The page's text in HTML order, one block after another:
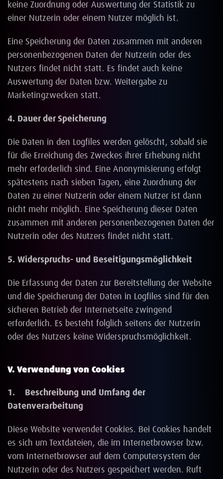
keine Zuordnung oder Auswertung der Statistik zu
einer Nutzerin oder einem Nutzer möglich ist.
Eine Speicherung der Daten zusammen mit anderen
personenbezogenen Daten der Nutzerin oder des
Nutzers findet nicht statt. Es findet auch keine
Auswertung der Daten bzw. Weitergabe zu
Marketingzwecken statt.
4. Dauer der Speicherung
Die Daten in den Logfiles werden gelöscht, sobald sie
für die Erreichung des Zweckes ihrer Erhebung nicht
mehr erforderlich sind. Eine Anonymisierung erfolgt
spätestens nach sieben Tagen, eine Zuordnung der
Daten zu einer Nutzerin oder einem Nutzer ist dann
nicht mehr möglich. Eine Speicherung dieser Daten
zusammen mit anderen personenbezogenen Daten der
Nutzerin oder des Nutzers findet nicht statt.
5. Widerspruchs- und Beseitigungsmöglichkeit
Die Erfassung der Daten zur Bereitstellung der Website
und die Speicherung der Daten in Logfiles sind für den
sicheren Betrieb der Internetseite zwingend
erforderlich. Es besteht folglich seitens der Nutzerin
oder des Nutzers keine Widerspruchsmöglichkeit.
V. Verwendung von Cookies
1. Beschreibung und Umfang der
Datenverarbeitung
Diese Website verwendet Cookies. Bei Cookies handelt
es sich um Textdateien, die im Internetbrowser bzw.
vom Internetbrowser auf dem Computersystem der
Nutzerin oder des Nutzers gespeichert werden. Ruft